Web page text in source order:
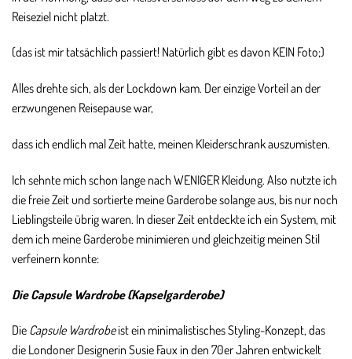
Reiseziel nicht platzt.
(das ist mir tatsächlich passiert! Natürlich gibt es davon KEIN Foto;)
Alles drehte sich, als der Lockdown kam. Der einzige Vorteil an der
erzwungenen Reisepause war,
dass ich endlich mal Zeit hatte, meinen Kleiderschrank auszumisten.
Ich sehnte mich schon lange nach WENIGER Kleidung. Also nutzte ich
die freie Zeit und sortierte meine Garderobe solange aus, bis nur noch
Lieblingsteile übrig waren. In dieser Zeit entdeckte ich ein System, mit
dem ich meine Garderobe minimieren und gleichzeitig meinen Stil
verfeinern konnte:
Die Capsule Wardrobe (Kapselgarderobe)
Die Capsule Wardrobeist ein minimalistisches Styling-Konzept, das
die Londoner Designerin Susie Faux in den 70er Jahren entwickelt